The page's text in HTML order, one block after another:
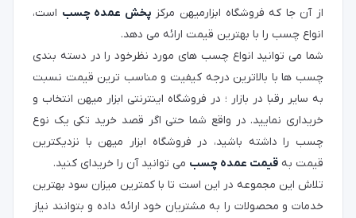
از آن جا که فروشگاه ابزارمیهن مرکز پخش عمده چسب است،
انواع چسب را با بهترین قیمت ارائه می دهد.
شما می توانید انواع چسب های مورد نظرخود را در دسته بندی
چسب ها با بالاترین درجه کیفیت و مناسب ترین قیمت نسبت
به سایر رقبا در بازار ؛ در فروشگاه اینترنتی ابزار میهن انتخاب و
خریداری نمایید. در واقع شما حتی اگر قصد خرید تکی یک نوع
چسب را داشته باشید، در فروشگاه ابزار میهن با نزدیکترین
قیمت به قیمت عمده چسب می توانید آن را خریدای کنید.
تلاش این مجموعه در این است تا با کمترین میزان سود بهترین
خدمات و محصولات را به مشتریان خود ارائه داده و بتوانند نیاز